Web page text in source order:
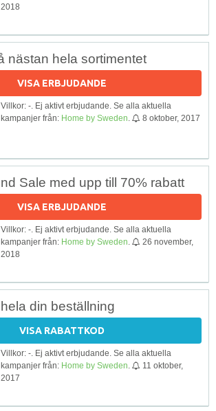
2018
nästan hela sortimentet
VISA ERBJUDANDE
Villkor: -. Ej aktivt erbjudande. Se alla aktuella
kampanjer från: Home by Sweden 8 oktober, 2017
Sale med upp till 70% rabatt
VISA ERBJUDANDE
Villkor: -. Ej aktivt erbjudande. Se alla aktuella
kampanjer från: Home by Sweden
26 november,
2018
din beställning
VISA RABATTKOD
Villkor: -. Ej aktivt erbjudande. Se alla aktuella
kampanjer från: Home by Sweden
11 oktober,
2017